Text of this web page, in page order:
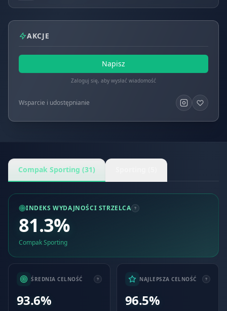
AKCJE
Napisz
Zaloguj się, aby wysłać wiadomość
Wsparcie i udostępnianie
Compak Sporting (31)
INDEKS WYDAJNOŚCI STRZELCA
81.3%
Compak Sporting
ŚREDNIA CELNOŚĆ
93.6%
NAJLEPSZA CELNOŚĆ
96.5%